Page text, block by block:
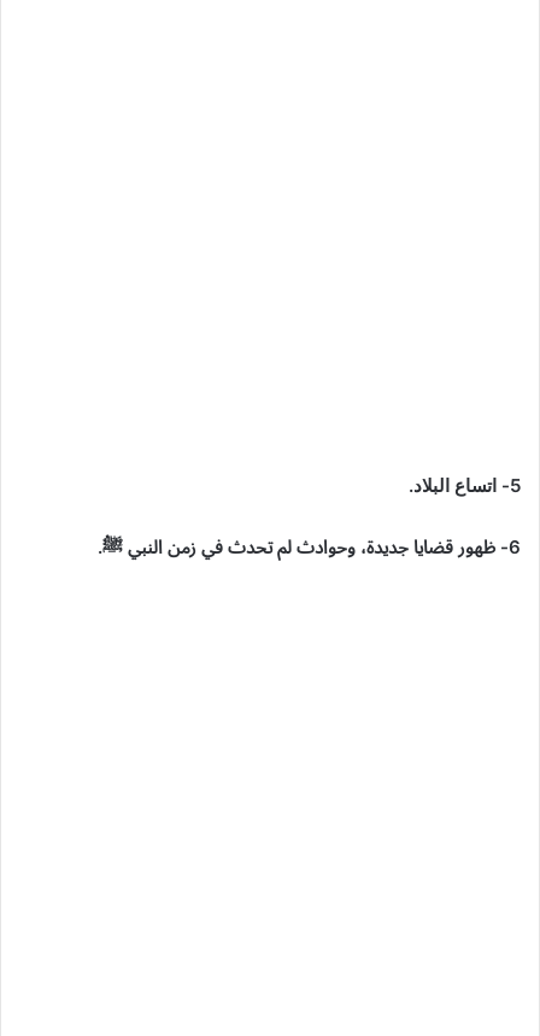
5- اتساع البلاد.
6- ظهور قضايا جديدة، وحوادث لم تحدث في زمن النبي ﷺ.